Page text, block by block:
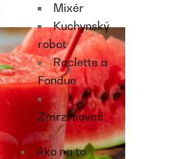
Mixér
Kuchynský
robot
Raclette a
Fondue
Zmrzlinovač
Ako na to